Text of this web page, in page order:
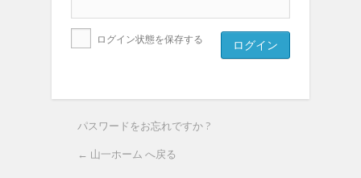
ログイン状態を保存する
パスワードをお忘れですか ?
← 山一ホーム へ戻る